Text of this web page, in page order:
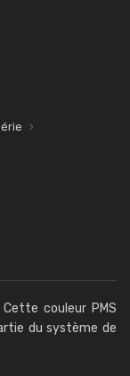
Cette couleur PMS
du système de